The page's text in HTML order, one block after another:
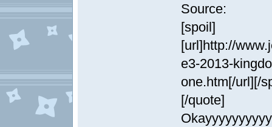
Source:
[spoil]
[url]http://
e3-2013-
one.htm[/url][/
[/quote]